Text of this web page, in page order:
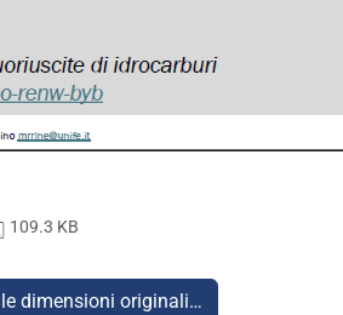
109.3 KB
dimensioni originali…